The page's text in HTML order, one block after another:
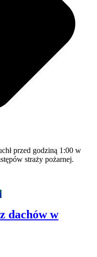
przed godziną 1:00 w
straży pożarnej.
dachów w